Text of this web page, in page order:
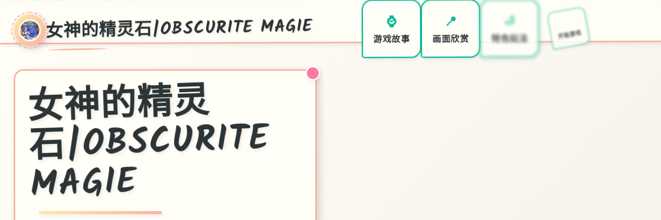
女神的精灵石|OBSCURITE MAGIE ⌚
游戏故事
📍
画面欣赏
🛁
特色玩法 开始游戏
女
神
的
精
灵
石|OBSCURITE
MAGIE